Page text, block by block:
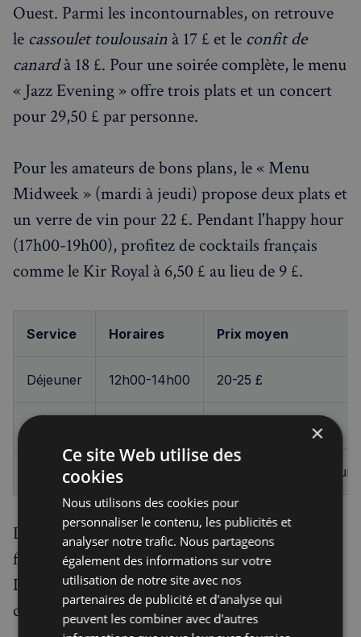
Ouest. Parmi les incontournables, on retrouve
le cassoulet toulousain à 17 £ et le confit de
canardà 18 £. Pour une soirée complète, le menu
« Jazz Evening » offre trois plats et un concert
pour 29,50 £ par personne.
Pour les amateurs de bons plans, le « Menu
Midweek » (mardi à jeudi) propose deux plats et
un verre de vin pour 22 £. Pendant l'happy hour
(17h00-19h00), profitez de cocktails français
comme le Kir Royal à 6,50 £ au lieu de 9 £.
Service Horaires Prix moyen
Déjeuner 12h00-14h00 20-25 £
Dîner
Jazz live 19h30-22h30 Inclus pour les dîneurs
La cave à vins propose plus de 40 références
françaises, avec des bouteilles à partir de 24 £.
Les amateurs apprécieront particulièrement les
crus du Languedoc-Roussillon.
×
Ce site Web utilise des
cookies
Nous utilisons des cookies pour
personnaliser le contenu, les publicités et
analyser notre trafic. Nous partageons
également des informations sur votre
utilisation de notre site avec nos
partenaires de publicité et d'analyse qui
peuvent les combiner avec d'autres